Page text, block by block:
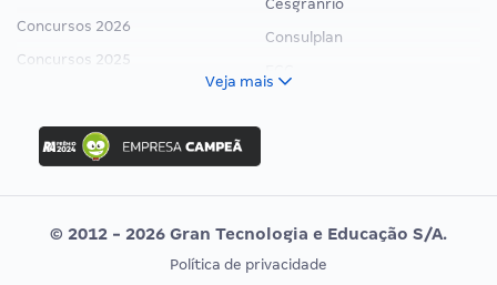
Concursos 2026
Concursos 2025
Concurso Ibama
Concurso MPU
Editais publicados
Cesgranrio
Consulplan
Vunesp
CONCURSOS POR PROFISSÃO
EXAME DE ORDEM
Veja mais
© 2012 - 2026 Gran Tecnologia e Educação S/A.
Política de privacidade